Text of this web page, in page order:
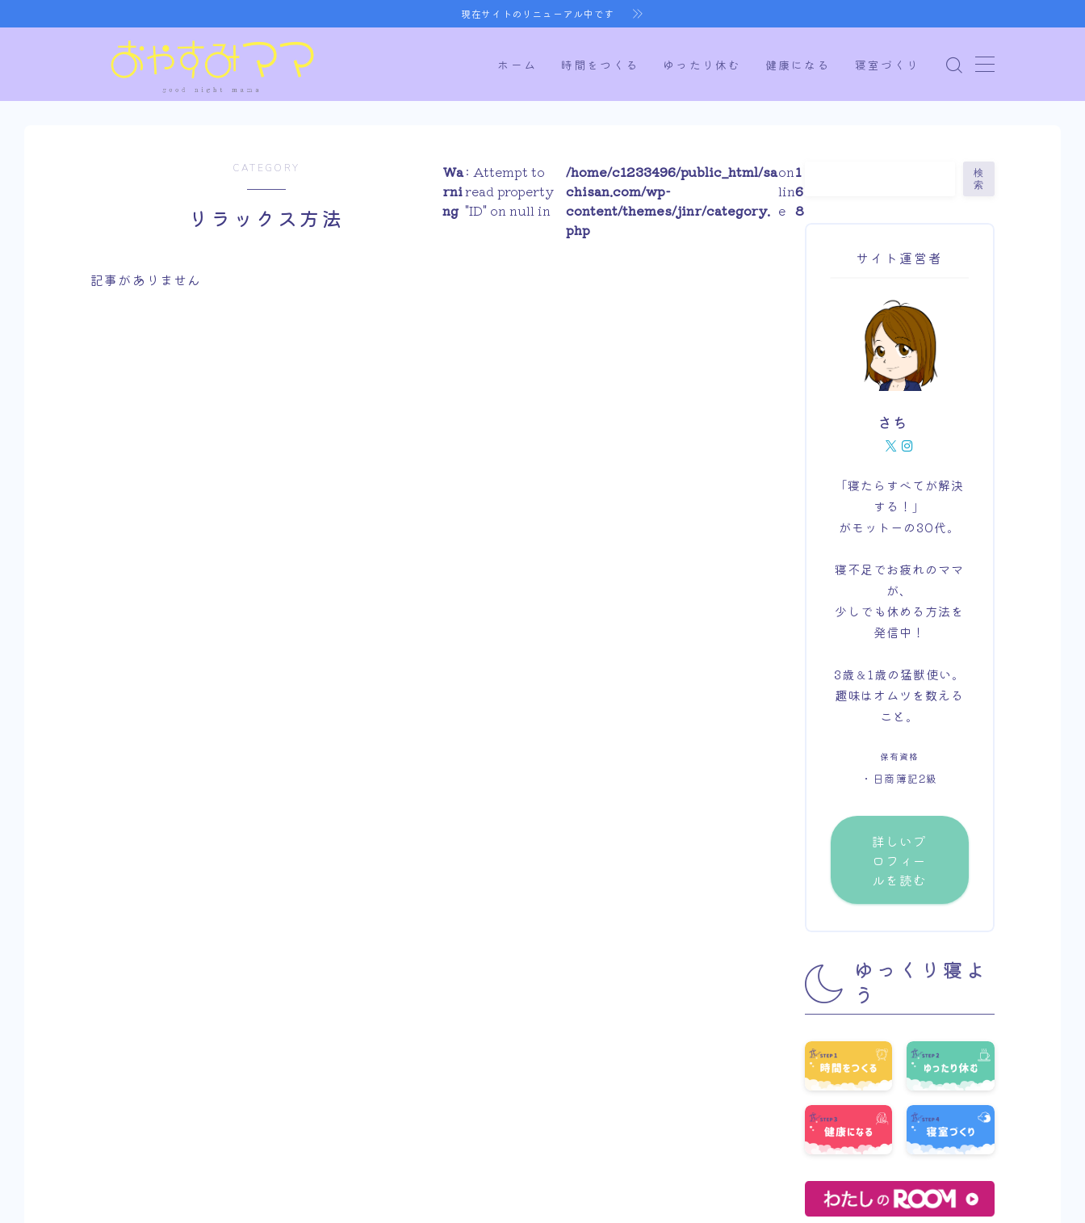
現在サイトのリニューアル中です
ホーム 時間をつくる ゆったり休む 健康になる 寝室づくり
時間をつくる
CATEGORY
リラックス方法
記事がありません
Wa
rni
ng
: Attempt to
read property
"ID" on null in
/home/c1233496/public_html/sa
chisan.com/wp-
content/themes/jinr/category.
php
on
lin
e
1
6
8
検
索
サイト運営者
さち
「寝たらすべてが解決
する！」
がモットーの30代。
寝不足でお疲れのママ
が、
少しでも休める方法を
発信中！
3歳＆1歳の猛獣使い。
趣味はオムツを数える
こと。
保有資格
・日商簿記2級
詳しいプ
ロフィー
ルを読む
ゆっくり寝よ
う